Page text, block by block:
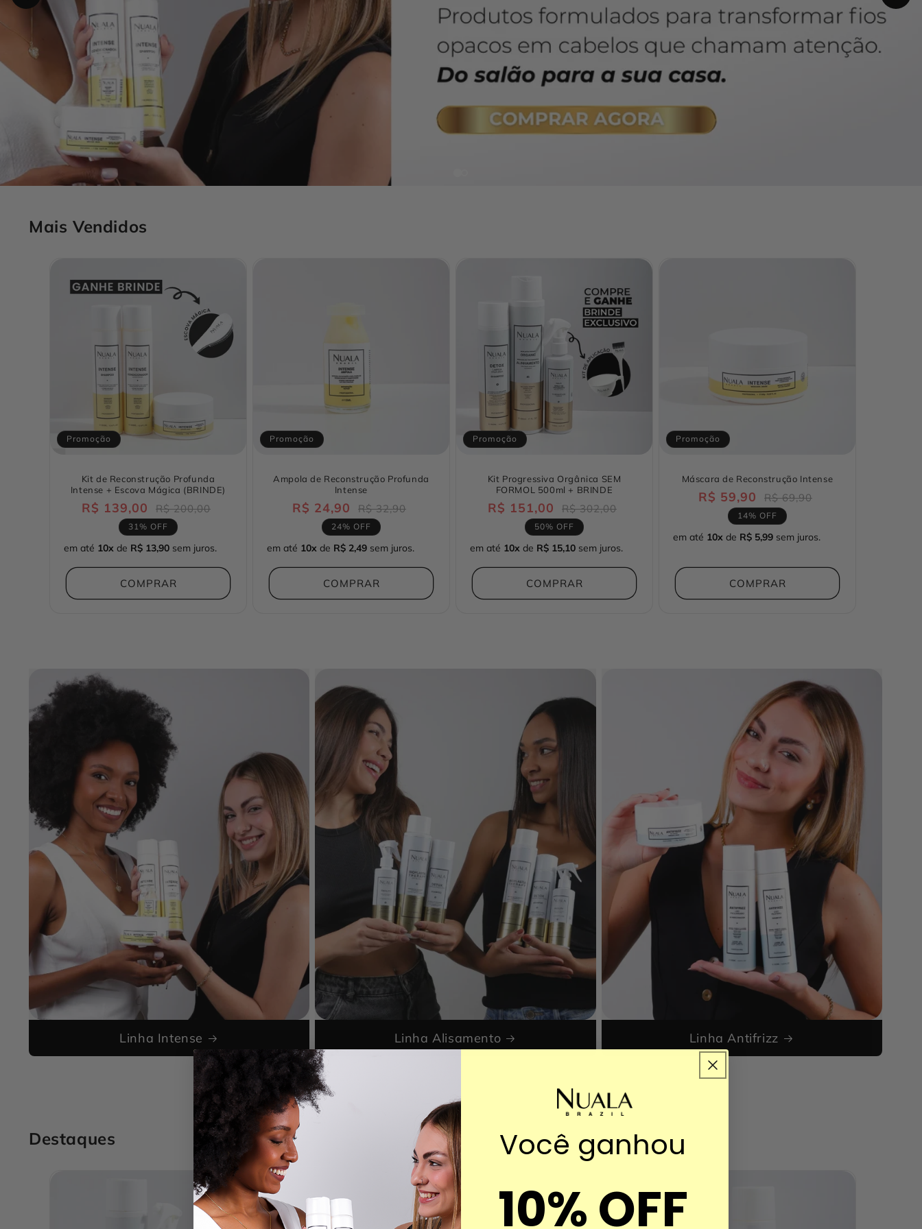
Mais Vendidos
Promoção
Kit de Reconstrução Profunda
Intense + Escova Mágica (BRINDE)
R$ 139,00
Preço
normal
R$ 200,00
31% OFF
em até 10x de R$ 13,90 sem juros.
COMPRAR
Promoção
Ampola de Reconstrução Profunda
Intense
R$ 24,90
Preço
normal
R$ 32,90
24% OFF
em até 10x de R$ 2,49 sem juros.
COMPRAR
Promoção
Kit Progressiva Orgânica SEM
FORMOL 500ml + BRINDE
R$ 151,00
Preço
normal
R$ 302,00
50% OFF
em até 10x de R$ 15,10 sem juros.
COMPRAR
Promoção
Máscara de Reconstrução Intense
R$ 59,90
Preço
normal
R$ 69,90
14% OFF
em até 10x de R$ 5,99 sem juros.
COMPRAR
Linha Intense Linha Alisamento Linha Antifrizz
Destaques Você ganhou
10% OFF